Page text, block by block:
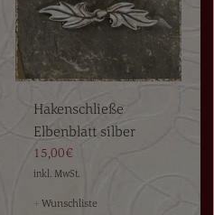
Hakenschließe
Elbenblatt silber
15,00€
inkl. MwSt.
+ Wunschliste